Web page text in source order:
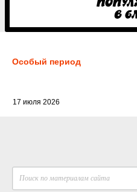
Особый период
17 июля 2026